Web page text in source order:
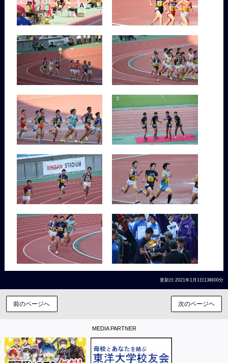
更新日:2021年1月1日13時00分
前のページへ 次のページヘ
MEDIA PARTNER